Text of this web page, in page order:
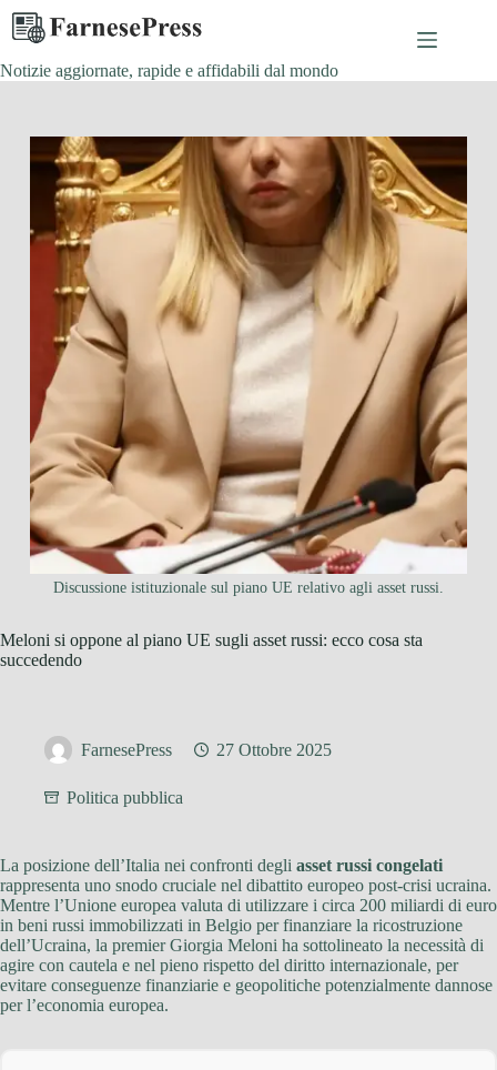
Salta
contenuto
Notizie aggiornate, rapide e affidabili dal mondo
Discussione istituzionale sul piano UE relativo agli asset russi.
Meloni si oppone al piano UE sugli asset russi: ecco cosa sta
succedendo
FarnesePress 27 Ottobre 2025
Politica pubblica
La posizione dell’Italia nei confronti degli asset russi congelati
rappresenta uno snodo cruciale nel dibattito europeo post-crisi ucraina.
Mentre l’Unione europea valuta di utilizzare i circa 200 miliardi di euro
in beni russi immobilizzati in Belgio per finanziare la ricostruzione
dell’Ucraina, la premier Giorgia Meloni ha sottolineato la necessità di
agire con cautela e nel pieno rispetto del diritto internazionale, per
evitare conseguenze finanziarie e geopolitiche potenzialmente dannose
per l’economia europea.